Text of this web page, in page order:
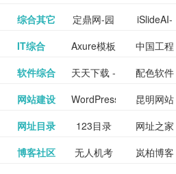
全 频
包括上映
影片的影
讯查询及
_www.sanmao.com.cn_
素材免费
图库
nas论
坛|nas1.cn|nas1|nas
流社区
文写作-AI
毕业设计-
PPT模板
讯飞星火-
懂我的AI
助手
综合其它 定鼎网-园
林景观建
筑室内设
iSlideAI-
一键生成
PPT模板
九章开物
IT综合 Axure模板
网
中国工程
科技知识
中心
牛品汇
软件综合 天天下载 -
绿色精品
软件应用
配色软件
园
yx12345
下载站
网站建设 WordPress
主题模板
下载_爱主
昆明网站
建设
深圳网站
建设
网址目录 123目录
网
网址之家
易推分类
博客社区 无人机考 岚柏博客